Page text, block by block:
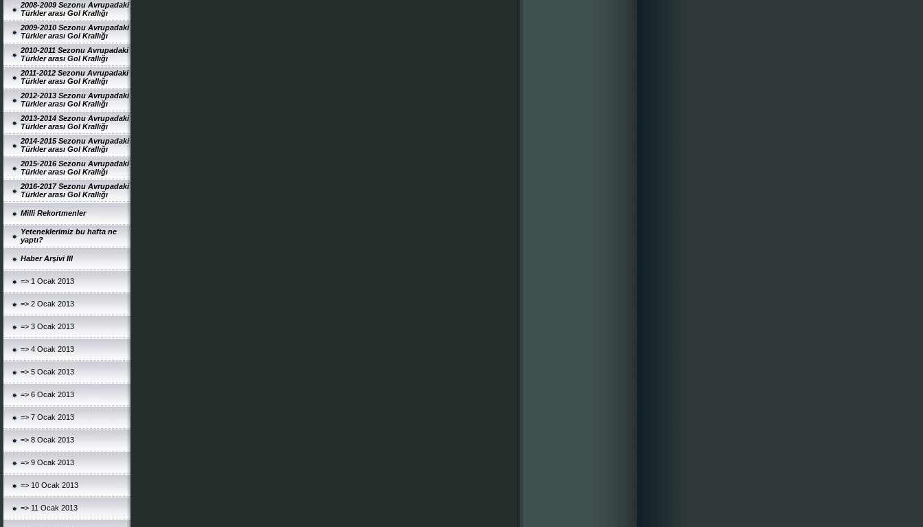
2008-2009 Sezonu Avrupadaki
Türkler arası Gol Krallığı
2009-2010 Sezonu Avrupadaki
Türkler arası Gol Krallığı
2010-2011 Sezonu Avrupadaki
Türkler arası Gol Krallığı
2011-2012 Sezonu Avrupadaki
Türkler arası Gol Krallığı
2012-2013 Sezonu Avrupadaki
Türkler arası Gol Krallığı
2013-2014 Sezonu Avrupadaki
Türkler arası Gol Krallığı
2014-2015 Sezonu Avrupadaki
Türkler arası Gol Krallığı
2015-2016 Sezonu Avrupadaki
Türkler arası Gol Krallığı
2016-2017 Sezonu Avrupadaki
Türkler arası Gol Krallığı
Milli Rekortmenler
Yeteneklerimiz bu hafta ne
yaptı?
Haber Arşivi III
=> 1 Ocak 2013
=> 2 Ocak 2013
=> 3 Ocak 2013
=> 4 Ocak 2013
=> 5 Ocak 2013
=> 6 Ocak 2013
=> 7 Ocak 2013
=> 8 Ocak 2013
=> 9 Ocak 2013
=> 10 Ocak 2013
=> 11 Ocak 2013